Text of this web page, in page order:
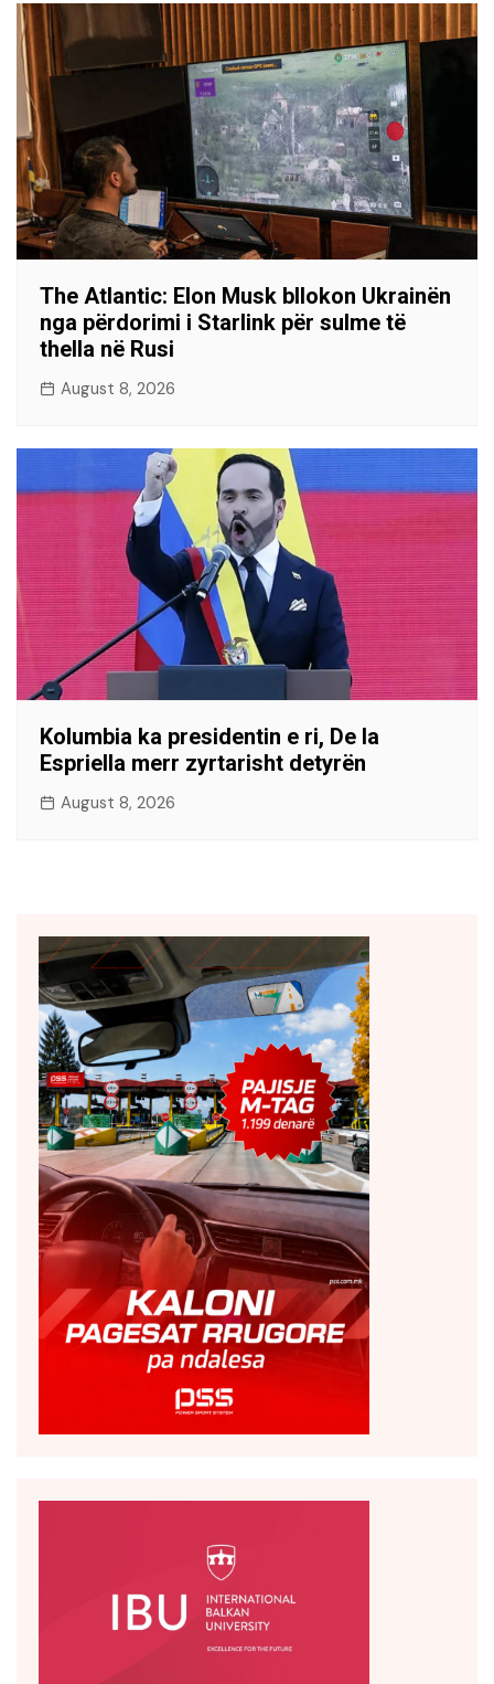
The Atlantic: Elon Musk bllokon Ukrainën
nga përdorimi i Starlink për sulme të
thella në Rusi
August 8, 2026
Kolumbia ka presidentin e ri, De la
Espriella merr zyrtarisht detyrën
August 8, 2026